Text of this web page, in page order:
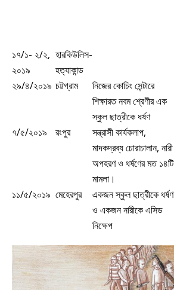
১৭/১- ২/২,
২০১৯
হারকিউলিস-
হত্যাকান্ড
২৯/৪/২০১৯ চট্টগ্রাম
নিজের কোচিং সেন্টারে
শিক্ষারত নবম শ্রেণীর এক
স্কুল ছাত্রীকে ধর্ষণ
৭/৫/২০১৯ রংপুর
সন্ত্রাসী কার্যকলাপ,
মাদকদ্রব্য চোরাচালান, নারী
অপহরণ ও ধর্ষণের মত ১৪টি
মামলা।
১১/৫/২০১৯ মেহেরপুর
একজন স্কুল ছাত্রীকে ধর্ষণ
ও একজন নারীকে এসিড
নিক্ষেপ